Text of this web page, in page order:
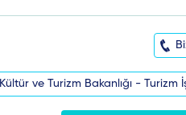
Kültür ve Turizm Bakanlığı - Turizm